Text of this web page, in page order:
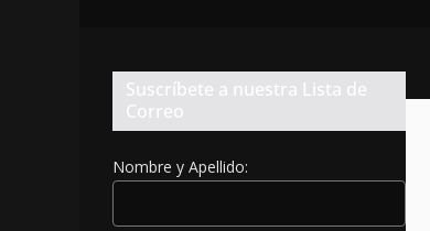
Suscríbete a nuestra Lista de
Correo
Nombre y Apellido: